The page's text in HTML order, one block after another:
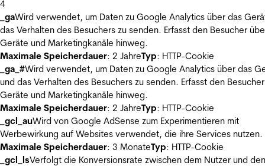
4
_gaWird verwendet, um Daten zu Google Analytics über das
das Verhalten des Besuchers zu senden. Erfasst den Besucher
Geräte und Marketingkanäle hinweg.
Maximale Speicherdauer: 2 JahreTyp: HTTP-Cookie
_ga_#Wird verwendet, um Daten zu Google Analytics über das
und das Verhalten des Besuchers zu senden. Erfasst den
Geräte und Marketingkanäle hinweg.
Maximale Speicherdauer: 2 JahreTyp: HTTP-Cookie
_gcl_auWird von Google AdSense zum Experimentieren mit
Werbewirkung auf Websites verwendet, die ihre Services nutzen.
Maximale Speicherdauer: 3 MonateTyp: HTTP-Cookie
_gcl_lsVerfolgt die Konversionsrate zwischen dem Nutzer und den